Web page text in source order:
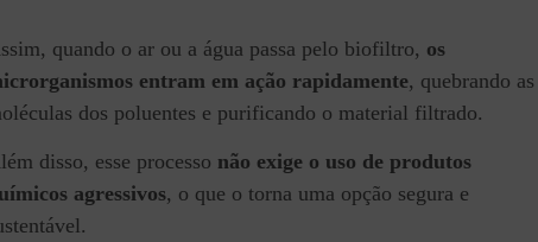
quando o ar ou a água passa pelo biofiltro, os
entram em ação rapidamente, quebrando as
dos poluentes e purificando o material filtrado.
disso, esse processo não exige o uso de produtos
agressivos, o que o torna uma opção segura e